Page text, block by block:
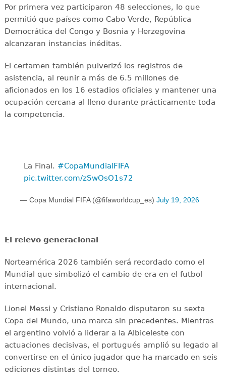
Por primera vez participaron 48 selecciones, lo que
permitió que países como Cabo Verde, República
Democrática del Congo y Bosnia y Herzegovina
alcanzaran instancias inéditas.
El certamen también pulverizó los registros de
asistencia, al reunir a más de 6.5 millones de
aficionados en los 16 estadios oficiales y mantener una
ocupación cercana al lleno durante prácticamente toda
la competencia.
La Final. ️ #CopaMundialFIFA
pic.twitter.com/zSwOsO1s72
— Copa Mundial FIFA (@fifaworldcup_es) July 19, 2026
El relevo generacional
Norteamérica 2026 también será recordado como el
Mundial que simbolizó el cambio de era en el futbol
internacional.
Lionel Messi y Cristiano Ronaldo disputaron su sexta
Copa del Mundo, una marca sin precedentes. Mientras
el argentino volvió a liderar a la Albiceleste con
actuaciones decisivas, el portugués amplió su legado al
convertirse en el único jugador que ha marcado en seis
ediciones distintas del torneo.